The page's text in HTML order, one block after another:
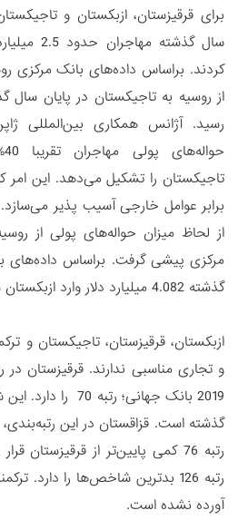
برای قرقیزستان، ازبکستان و
سال گذشته
کردند. براساس داده‌های بانک مرکزی
رسید. آژانس همکاری بین‌المللی
تاجیکستان را تشکیل می‌دهد. این امر
از لحاظ میزان حواله‌های پولی از
مرکزی پیشی گرفت. براساس داده‌های
گذشته 4.082 میلیارد دلار وارد ازبکستان شد.
ازبکستان، قرقیزستان، تاجیکستان و
2019 بانک جهانی؛
رتبه 76 کمی پایین‌تر از قرقیزستان
رتبه 126 بدترین شاخص‌ها را دارد.
آورده نشده است.